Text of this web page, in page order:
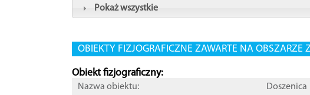
Pokaż wszystkie
OBIEKTY FIZJOGRAFICZNE ZAWARTE NA OBSZARZE
Obiekt fizjograficzny:
Nazwa obiektu:
Doszenica